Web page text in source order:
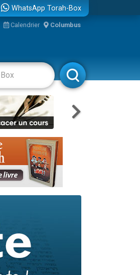
WhatsApp Torah-Box
Calendrier Columbus
Rabbanim